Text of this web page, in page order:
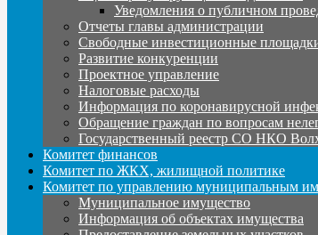
Уведомления о публичном
Отчеты главы администрации
Свободные инвестиционные
Развитие конкуренции
Проектное управление
Налоговые расходы
Информация по коронавирусной
Обращение граждан по вопросам
Государственный реестр СО НКО
Комитет финансов
Комитет по ЖКХ, жилищной политике
Комитет по управлению муниципальным
Муниципальное имущество
Информация об объектах имущества